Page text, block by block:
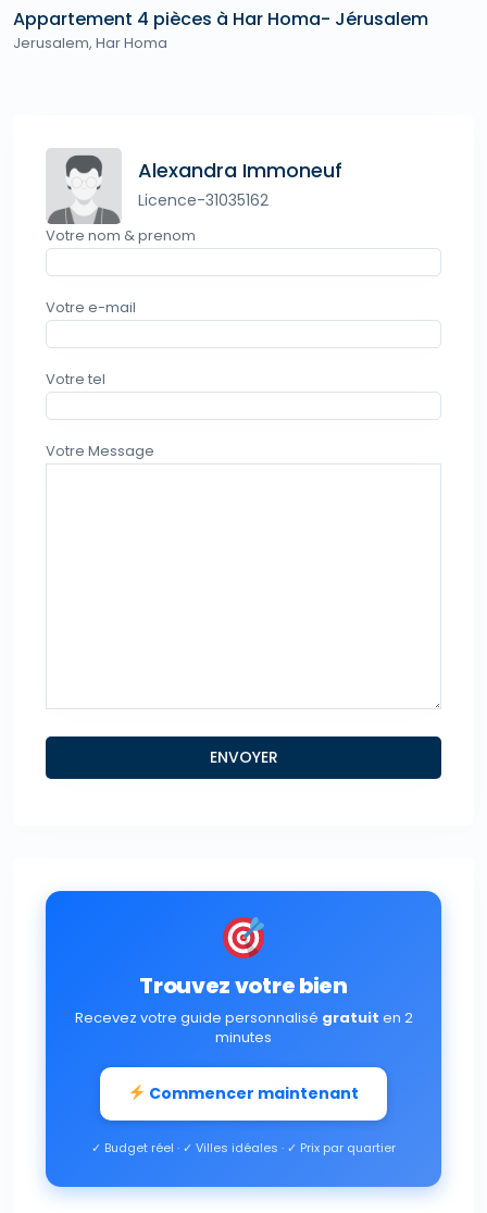
Appartement 4 pièces à Har Homa- Jérusalem
Jerusalem, Har Homa
Alexandra Immoneuf
Licence-31035162
Votre nom & prenom
Votre e-mail
Votre tel
Votre Message
Trouvez votre bien
Recevez votre guide personnalisé gratuit en 2
minutes
Commencer maintenant
✓ Budget réel · ✓ Villes idéales · ✓ Prix par quartier